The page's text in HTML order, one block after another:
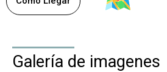
Galería de imagenes